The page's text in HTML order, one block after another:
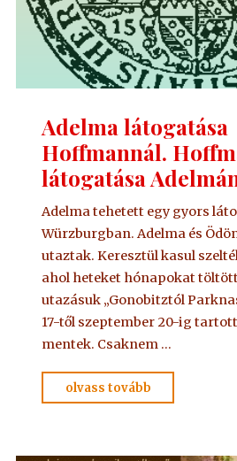
Adelma látogatása
Hoffmannál.
látogatása
Adelma tehetett egy gyors
Würzburgban. Adelma és
utaztak. Keresztül kasul
ahol heteket hónapokat
utazásuk „Gonobitztól
17-től szeptember 20-ig
mentek. Csaknem …
olvass tovább
látogatása
Hoffmann